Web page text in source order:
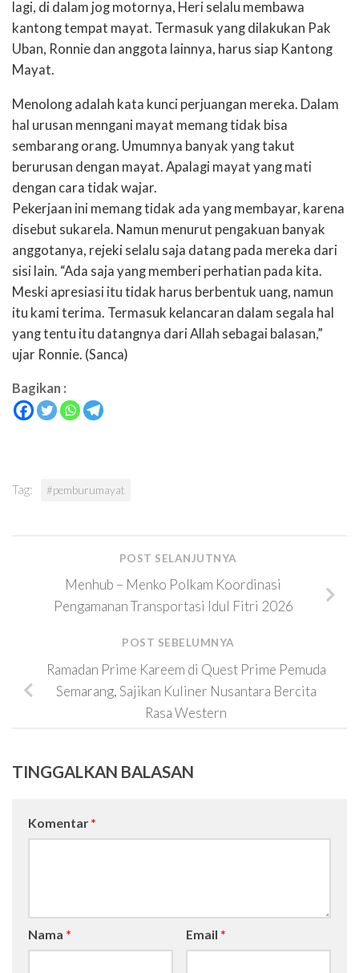
lagi, di dalam jog motornya, Heri selalu membawa
kantong tempat mayat. Termasuk yang dilakukan Pak
Uban, Ronnie dan anggota lainnya, harus siap Kantong
Mayat.
Menolong adalah kata kunci perjuangan mereka. Dalam
hal urusan menngani mayat memang tidak bisa
sembarang orang. Umumnya banyak yang takut
berurusan dengan mayat. Apalagi mayat yang mati
dengan cara tidak wajar.
Pekerjaan ini memang tidak ada yang membayar, karena
disebut sukarela. Namun menurut pengakuan banyak
anggotanya, rejeki selalu saja datang pada mereka dari
sisi lain. “Ada saja yang memberi perhatian pada kita.
Meski apresiasi itu tidak harus berbentuk uang, namun
itu kami terima. Termasuk kelancaran dalam segala hal
yang tentu itu datangnya dari Allah sebagai balasan,”
ujar Ronnie. (Sanca)
Bagikan :
Tag: #pemburumayat
POST SELANJUTNYA
Menhub – Menko Polkam Koordinasi
Pengamanan Transportasi Idul Fitri 2026
POST SEBELUMNYA
Ramadan Prime Kareem di Quest Prime Pemuda
Semarang, Sajikan Kuliner Nusantara Bercita
Rasa Western
TINGGALKAN BALASAN
Komentar *
Nama * Email *